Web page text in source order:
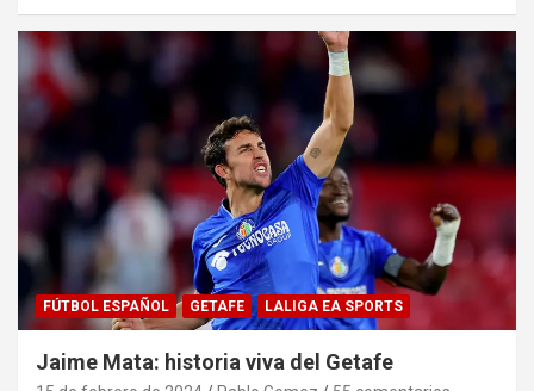
FÚTBOL ESPAÑOL GETAFE LALIGA EA SPORTS
Jaime Mata: historia viva del Getafe